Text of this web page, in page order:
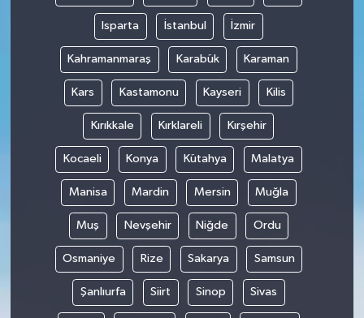
Isparta İstanbul İzmir
Kahramanmaraş Karabük Karaman
Kars Kastamonu Kayseri Kilis
Kırıkkale Kırklareli Kırşehir
Kocaeli Konya Kütahya Malatya
Manisa Mardin Mersin Muğla
Muş Nevşehir Niğde Ordu
Osmaniye Rize Sakarya Samsun
Şanlıurfa Siirt Sinop Sivas